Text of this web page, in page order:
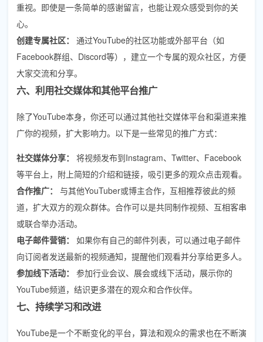
重视。即使是一条简单的感谢留言，也能让观众感受到你的关
心。
创建专属社区：
通过YouTube的社区功能或外部平台（如
Facebook群组、Discord等），建立一个专属的观众社区，方便
大家交流和分享。
六、利用社交媒体和其他平台推广
除了YouTube本身，你还可以通过其他社交媒体平台和渠道来推
广你的视频，扩大影响力。以下是一些常见的推广方式：
社交媒体分享：
将视频发布到Instagram、Twitter、Facebook
等平台上，附上简短的介绍和链接，吸引更多的观众点击观看。
合作推广：
与其他YouTuber或博主合作，互相推荐彼此的频
道，扩大双方的观众群体。合作可以是共同制作视频、互相客串
或联合举办活动。
电子邮件营销：
如果你有自己的邮件列表，可以通过电子邮件
向订阅者发送最新的视频通知，提醒他们观看并分享给更多人。
参加线下活动：
参加行业会议、展会或线下活动，展示你的
YouTube频道，结识更多潜在的观众和合作伙伴。
七、持续学习和改进
YouTube是一个不断变化的平台，算法和观众的需求也在不断演